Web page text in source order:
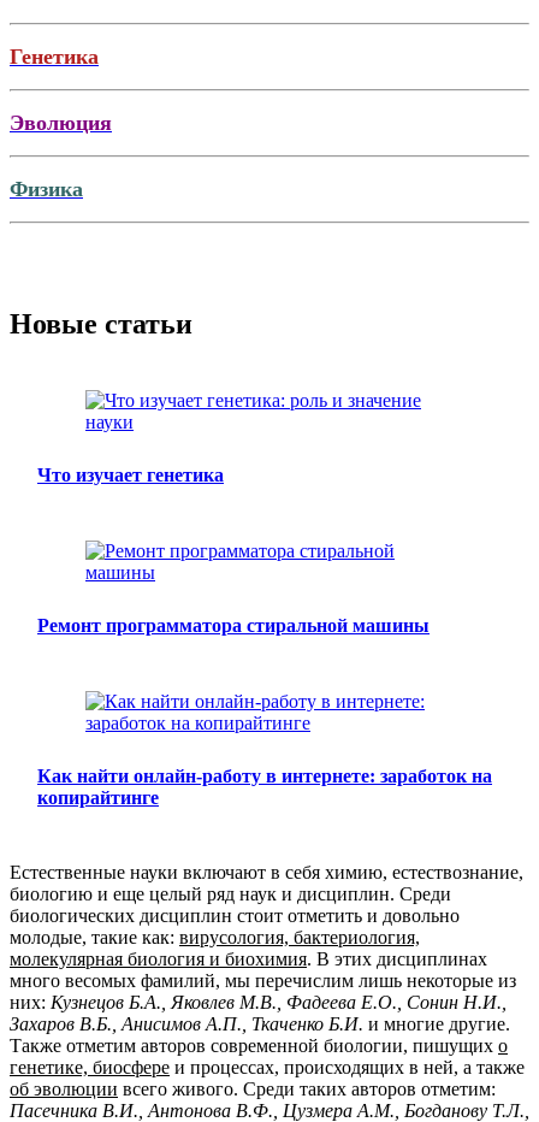
Генетика
Эволюция
Физика
Новые статьи
Что изучает генетика
Ремонт программатора стиральной машины
Как найти онлайн-работу в интернете: заработок на
копирайтинге
Естественные науки включают в себя химию, естествознание,
биологию и еще целый ряд наук и дисциплин. Среди
биологических дисциплин стоит отметить и довольно
молодые, такие как: вирусология, бактериология,
молекулярная биология и биохимия. В этих дисциплинах
много весомых фамилий, мы перечислим лишь некоторые из
них: Кузнецов Б.А., Яковлев М.В., Фадеева Е.О., Сонин Н.И.,
Захаров В.Б., Анисимов А.П., Ткаченко Б.И. и многие другие.
Также отметим авторов современной биологии, пишущих о
генетике, биосфере и процессах, происходящих в ней, а также
об эволюции всего живого. Среди таких авторов отметим:
Пасечника В.И., Антонова В.Ф., Цузмера А.М., Богданову Т.Л.,